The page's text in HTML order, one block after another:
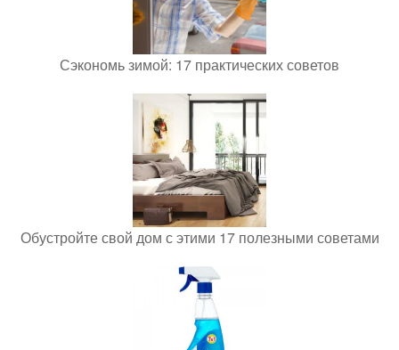
Сэкономь зимой: 17 практических советов
Обустройте свой дом с этими 17 полезными советами